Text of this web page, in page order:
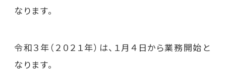
なります。
令和３年（２０２１年）は、１月４日から業務開始と
なります。